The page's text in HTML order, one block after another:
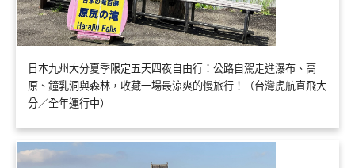
日本九州大分夏季限定五天四夜自由行：公路自駕走進瀑布、高
原、鐘乳洞與森林，收藏一場最涼爽的慢旅行！（台灣虎航直飛大
分／全年運行中）